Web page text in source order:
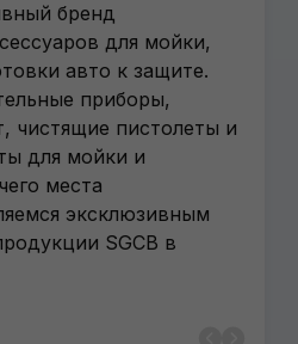
бренд
для мойки,
авто к защите.
приборы,
чистящие пистолеты и
для мойки и
места
эксклюзивным
SGCB в